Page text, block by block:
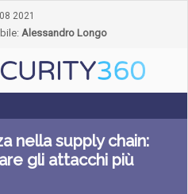
2021
Alessandro Longo
nella supply chain:
gli attacchi più